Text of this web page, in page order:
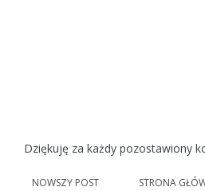
Dziękuję za każdy pozostawiony
NOWSZY POST STRONA